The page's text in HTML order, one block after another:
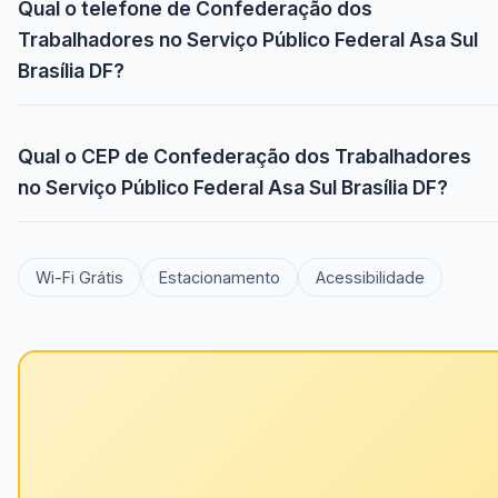
Qual o telefone de Confederação dos
Trabalhadores no Serviço Público Federal Asa Sul
Brasília DF?
Qual o CEP de Confederação dos Trabalhadores
no Serviço Público Federal Asa Sul Brasília DF?
Wi-Fi Grátis Estacionamento Acessibilidade